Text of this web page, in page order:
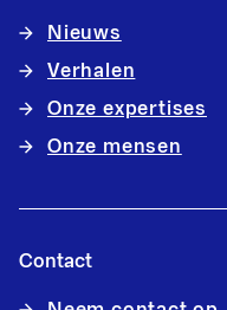
Nieuws
Verhalen
Onze expertises
Onze mensen
Contact